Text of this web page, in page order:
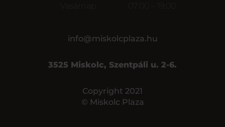
Vasárnap:
info@miskolcplaza.hu
3525 Miskolc, Szentpáli u. 2-6.
Copyright 2021
© Miskolc Plaza